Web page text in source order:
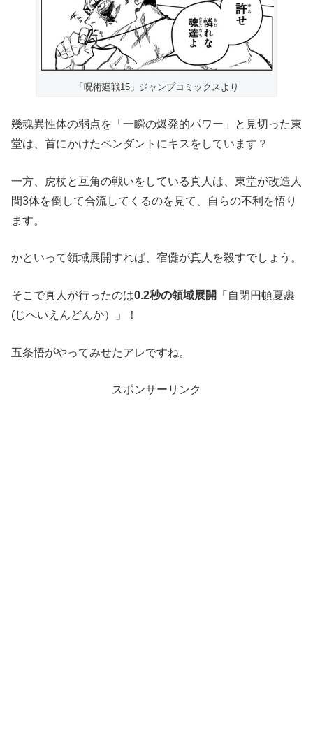
「呪術廻戦15」ジャンプコミックスより
幾魂異性体の弱点を「一瞬の爆発的パワー」と見切った東
堂は、首にかけたペンダントにキスをしています？
一方、虎杖と互角の戦いをしている真人は、東堂が改造人
間3体を倒して合流してくるのを見て、自らの不利を悟り
ます。
かといって領域展開すれば、宿儺が真人を殺すでしょう。
そこで真人が行ったのは0.2秒の領域展開
「自閉円頓夏裹
(じへいえんどんか）」！
五条悟がやってみせたアレですね。
スポンサーリンク